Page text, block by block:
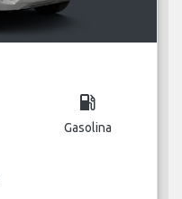
local_gas_station
Gasolina